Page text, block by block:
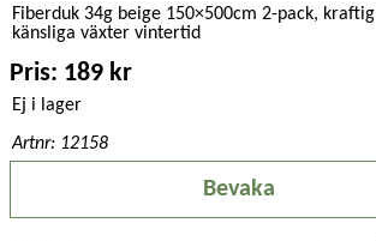
Fiberduk 34g beige 150×500cm 2-pack,
känsliga växter vintertid
Pris: 189 kr
Ej i lager
Artnr: 12158
Bevaka